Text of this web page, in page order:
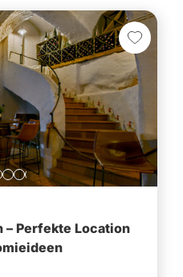
Perfekte Location